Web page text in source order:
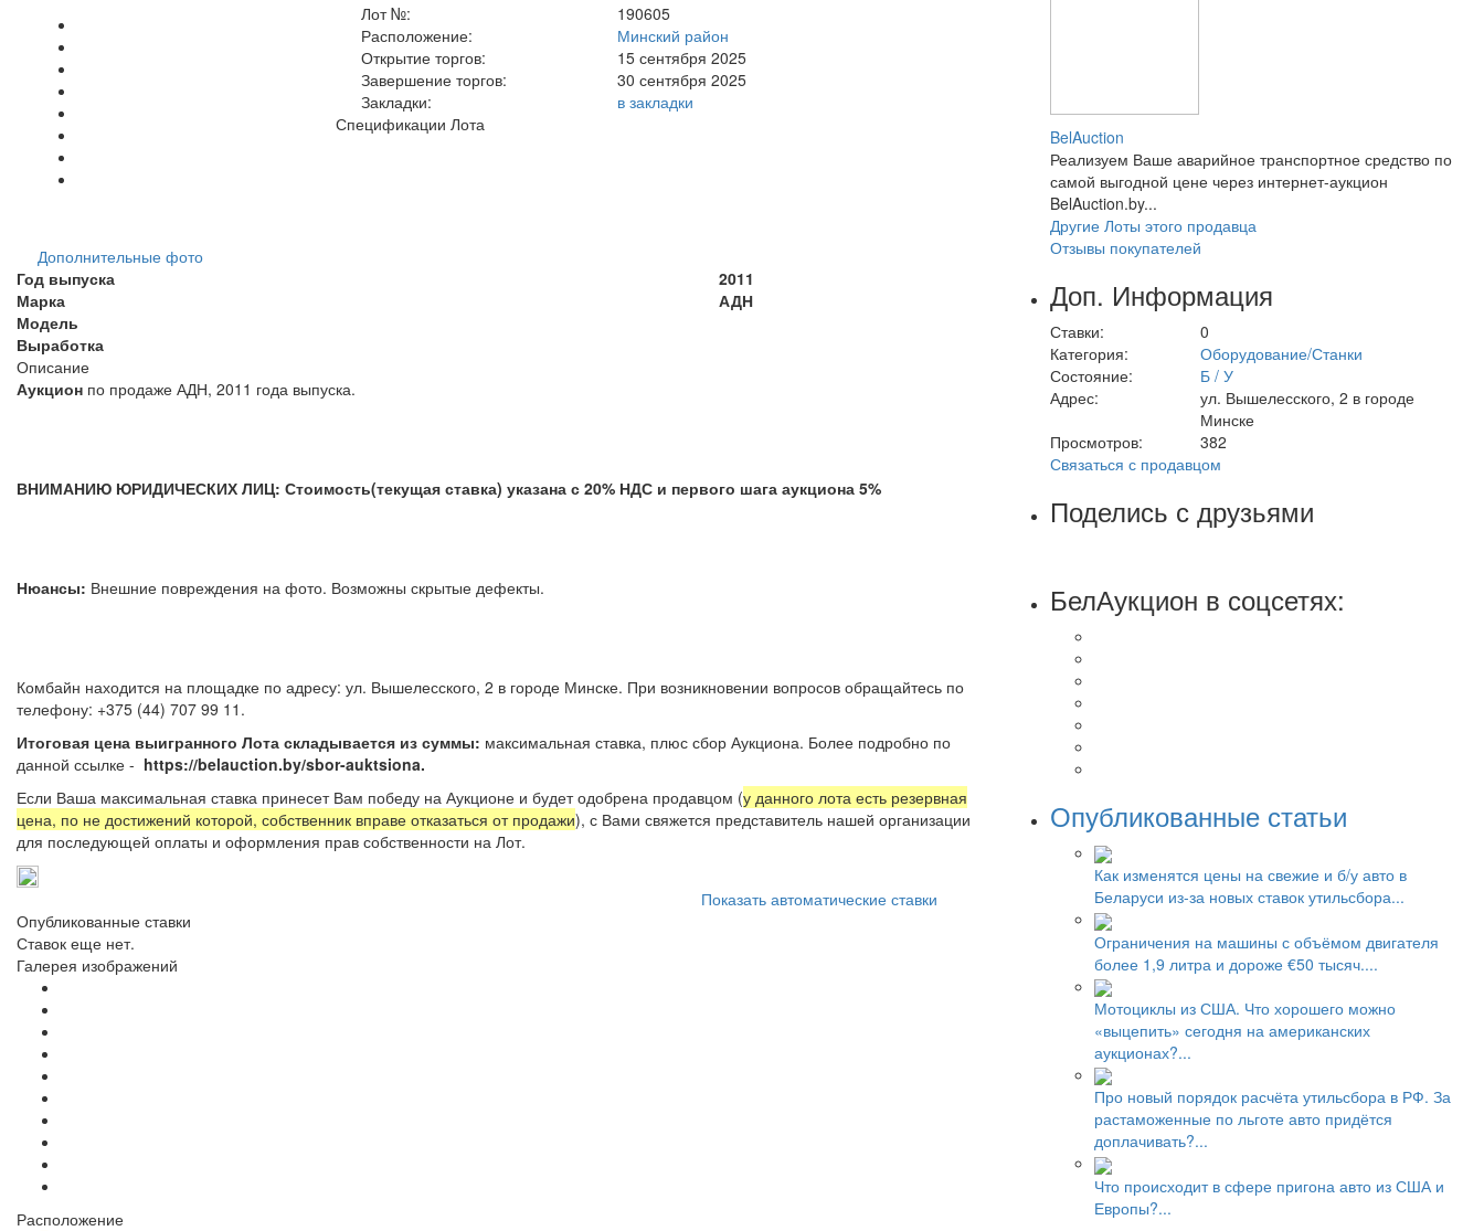
Дополнительные фото
Лот №:
190605
Расположение:
Минский район
Открытие торгов:
15 сентября 2025
Завершение торгов:
30 сентября 2025
Закладки:
в закладки
Спецификации Лота
Год выпуска
2011
Марка
АДН
Модель
Выработка
Описание
Аукцион по продаже АДН, 2011 года выпуска.
ВНИМАНИЮ ЮРИДИЧЕСКИХ ЛИЦ: Стоимость(текущая ставка) указана с 20% НДС и первого шага аукциона 5%
Нюансы: Внешние повреждения на фото. Возможны скрытые дефекты.
Комбайн находится на площадке по адресу: ул. Вышелесского, 2 в городе Минске. При возникновении вопросов обращайтесь по
телефону: +375 (44) 707 99 11.
Итоговая цена выигранного Лота складывается из суммы: максимальная ставка, плюс сбор Аукциона. Более подробно по
данной ссылке - https://belauction.by/sbor-auktsiona.
Если Ваша максимальная ставка принесет Вам победу на Аукционе и будет одобрена продавцом (у данного лота есть резервная
цена, по не достижений которой, собственник вправе отказаться от продажи), с Вами свяжется представитель нашей организации
для последующей оплаты и оформления прав собственности на Лот.
Показать автоматические ставки
Опубликованные ставки
Ставок еще нет.
Галерея изображений
Расположение
BelAuction
Реализуем Ваше аварийное транспортное средство по
самой выгодной цене через интернет-аукцион
BelAuction.by...
Другие Лоты этого продавца
Отзывы покупателей
Доп. Информация
Ставки:
0
Категория:
Оборудование/Станки
Состояние:
Б / У
Адрес:
ул. Вышелесского, 2 в городе
Минске
Просмотров:
382
Связаться с продавцом
Поделись с друзьями
БелАукцион в соцсетях:
Опубликованные статьи
Как изменятся цены на свежие и б/у авто в
Беларуси из-за новых ставок утильсбора...
Ограничения на машины с объёмом двигателя
более 1,9 литра и дороже €50 тысяч....
Мотоциклы из США. Что хорошего можно
«выцепить» сегодня на американских
аукционах?...
Про новый порядок расчёта утильсбора в РФ. За
растаможенные по льготе авто придётся
доплачивать?...
Что происходит в сфере пригона авто из США и
Европы?...